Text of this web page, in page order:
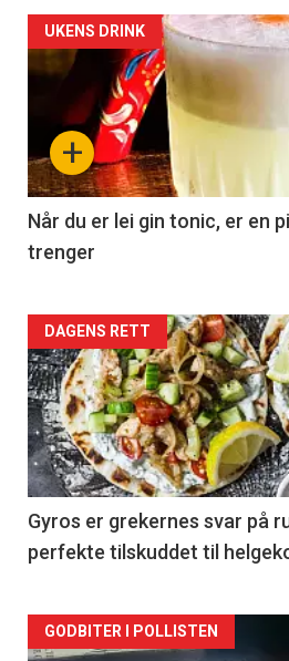
+
UKENS DRINK
Når du er lei gin tonic, er en
trenger
Forsiden
akkurat
nå
-
2
DAGENS RETT
Gyros er grekernes svar på
perfekte tilskuddet til
Forsiden
GODBITER I POLLISTEN